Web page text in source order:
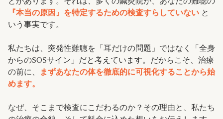
『本当の原因』を特定するための検査すらしていない と
いう事実です。
私たちは、突発性難聴を「耳だけの問題」ではなく「全身
からのSOSサイン」だと考えています。だからこそ、治療
の前に、
まずあなたの体を徹底的に可視化することから始
めます。
なぜ、そこまで検査にこだわるのか？その理由と、私たち